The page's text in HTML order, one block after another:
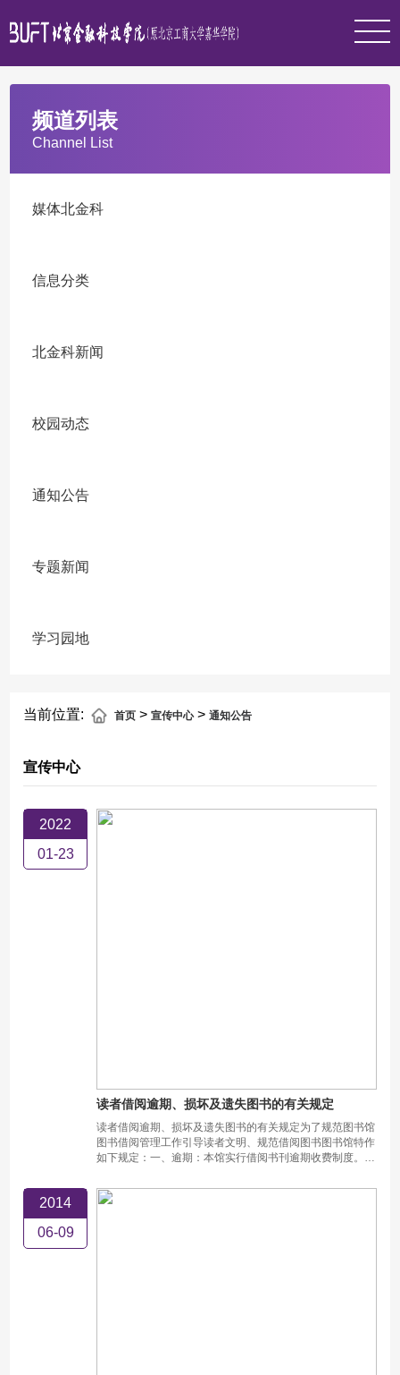
频道列表
Channel List
媒体北金科
信息分类
北金科新闻
校园动态
通知公告
专题新闻
学习园地
当前位置: 首页 >宣传中心>通知公告
宣传中心
2022
01-23
读者借阅逾期、损坏及遗失图书的有关规定
读者借阅逾期、损坏及遗失图书的有关规定为了规范图书馆
图书借阅管理工作引导读者文明、规范借阅图书图书馆特作
如下规定：一、逾期：本馆实行借阅书刊逾期收费制度。外
2014
06-09